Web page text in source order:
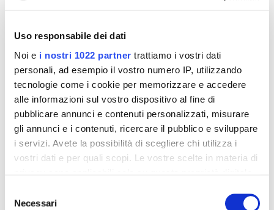
Uso responsabile dei dati
Noi e i nostri 1022 partner trattiamo i vostri dati
personali, ad esempio il vostro numero IP, utilizzando
tecnologie come i cookie per memorizzare e accedere
alle informazioni sul vostro dispositivo al fine di
pubblicare annunci e contenuti personalizzati, misurare
gli annunci e i contenuti, ricercare il pubblico e sviluppare
i servizi. Avete la possibilità di scegliere chi utilizza i
vostri dati e per quali scopi. Le vostre scelte in materia di
modificare o revocare il proprio consenso in qualsiasi
delNecessari
Recensioni
Altri prodotti che potrebbero
interessarti
-42%